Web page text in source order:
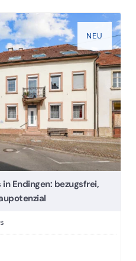
NEU
Endingen: bezugsfrei,